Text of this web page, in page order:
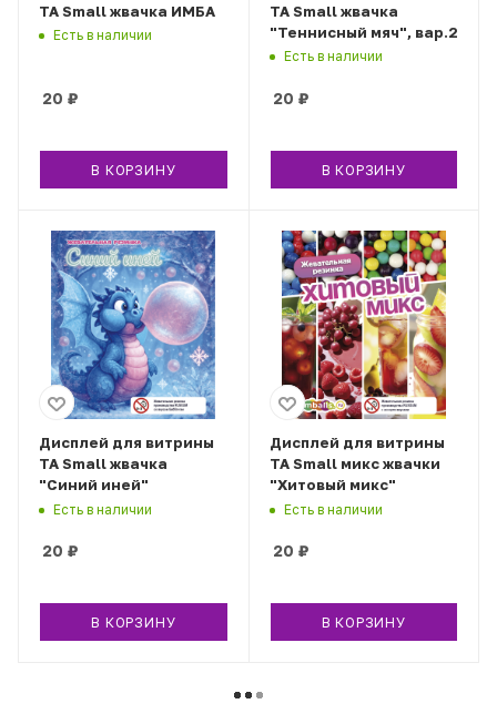
ТА Small жвачка ИМБА
Есть в наличии
20 ₽
В КОРЗИНУ
ТА Small жвачка
"Теннисный мяч", вар.2
Есть в наличии
20 ₽
В КОРЗИНУ
Дисплей для витрины
ТА Small жвачка
"Синий иней"
Есть в наличии
20 ₽
В КОРЗИНУ
Дисплей для витрины
ТА Small микс жвачки
"Хитовый микс"
Есть в наличии
20 ₽
В КОРЗИНУ